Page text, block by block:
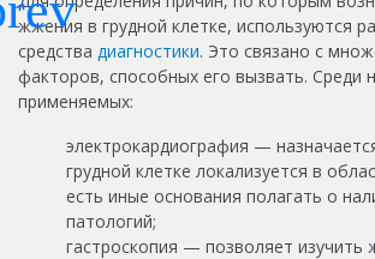
жжения в грудной клетке, используются
средства диагностики. Это связано с
факторов, способных его вызвать. Среди
применяемых:
электрокардиография —
грудной клетке локализуется в
есть иные основания полагать о
патологий;
гастроскопия — позволяет изучить